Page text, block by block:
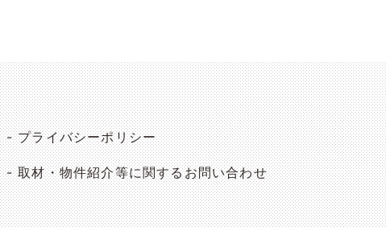
プライバシーポリシー
取材・物件紹介等に関するお問い合わせ